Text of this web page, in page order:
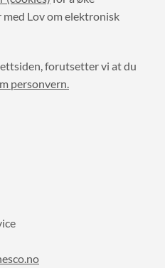
Lov om elektronisk
forutsetter vi at du
personvern.